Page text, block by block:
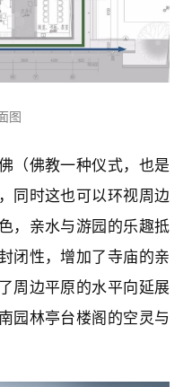
图
（佛教一种仪式，也是
同时这也可以环视周边
，亲水与游园的乐趣抵
闭性，增加了寺庙的亲
周边平原的水平向延展
园林亭台楼阁的空灵与